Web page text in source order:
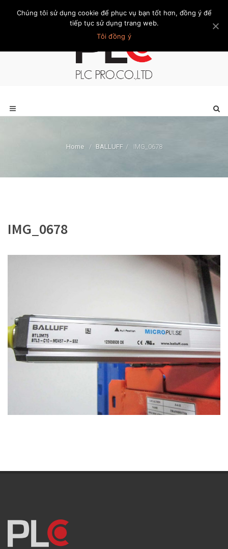
Trang chủ Giới thiệu Khách hàng Liên hệ Thành viên
Home / BALLUFF / IMG_0678
IMG_0678
Chúng tôi sử dụng cookie để phục vụ bạn tốt hơn, đồng ý để
tiếp tục sử dụng trang web.
Tôi đồng ý